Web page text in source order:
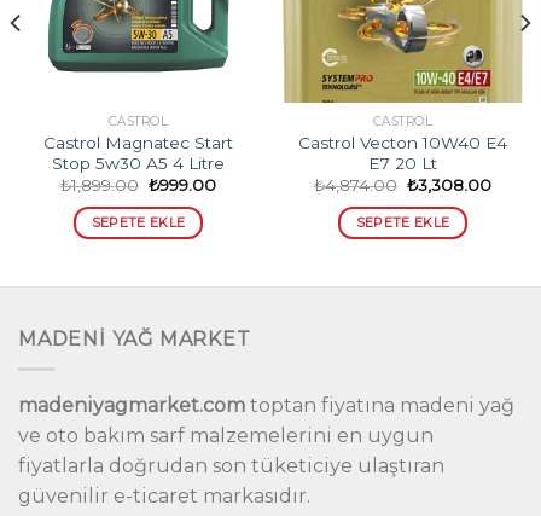
CASTROL
Castrol Magnatec Start
Stop 5w30 A5 4 Litre
₺1,899.00 Orijinal
₺1,899.00.
₺999.00Şu
SEPETE EKLE
CASTROL
Castrol Vecton 10W40 E4
E7 20 Lt
₺4,874.00 Orijinal
fiyat:
₺4,874.00.
₺3,308.00Şu
SEPETE EKLE
MADENİ YAĞ MARKET
madeniyagmarket.com toptan fiyatına madeni yağ
ve oto bakım sarf malzemelerini en uygun
fiyatlarla doğrudan son tüketiciye ulaştıran
güvenilir e-ticaret markasıdır.